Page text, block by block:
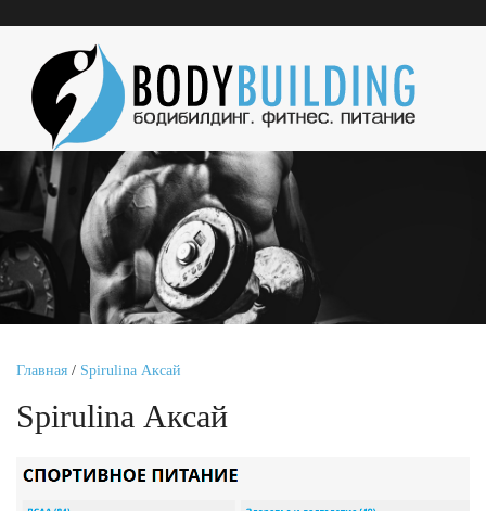
Главная / Spirulina Аксай
Spirulina Аксай